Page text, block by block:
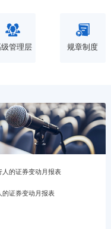
管理层 规章制度
的证券变动月报表
的证券变动月报表